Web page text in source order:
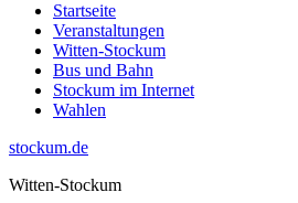
Startseite
Veranstaltungen
Witten-Stockum
Bus und Bahn
Stockum im Internet
Wahlen
stockum.de
Witten-Stockum